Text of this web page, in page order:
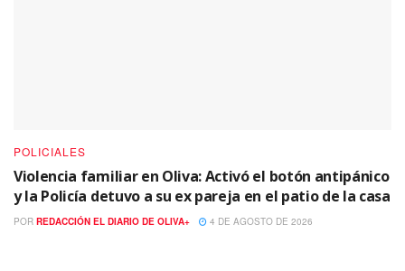
POLICIALES
Violencia familiar en Oliva: Activó el botón antipánico
y la Policía detuvo a su ex pareja en el patio de la casa
POR REDACCIÓN EL DIARIO DE OLIVA+ 4 DE AGOSTO DE 2026